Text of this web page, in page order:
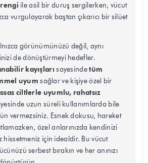
ile asil bir duruş sergilerken, vücut
vurgulayarak baştan çıkarıcı bir silüet
görünümünüzü değil, aynı
de dönüştürmeyi hedefler.
kayışları sayesindetüm
uyum sağlar ve kişiye özel bir
ciltlerle uyumlu, rahatsız
uzun süreli kullanımlarda bile
vermezsiniz. Esnek dokusu, hareket
özel anlarınızda kendinizi
hissetmeniz için idealdir. Bu vücut
serbest bırakın ve her anınızı